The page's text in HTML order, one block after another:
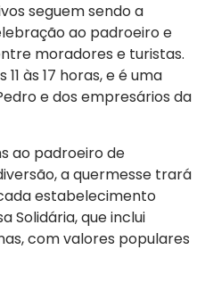
seguem sendo a
ao padroeiro e
moradores e turistas.
às 17 horas, e é uma
e dos empresários da
ao padroeiro de
a quermesse trará
estabelecimento
Solidária, que inclui
com valores populares